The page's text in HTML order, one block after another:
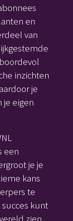
en
van
inzichten
je
eigen
een
je je
kans
te
kunt
zien